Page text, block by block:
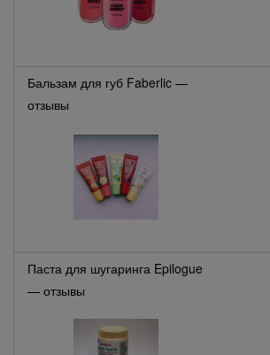
Бальзам для губ Faberlic —
отзывы
Паста для шугаринга Epilogue
— отзывы